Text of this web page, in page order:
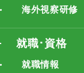
海外視察研修
就職･資格
就職情報